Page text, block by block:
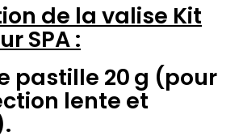
de la valise Kit
SPA :
pastille 20 g (pour
lente et